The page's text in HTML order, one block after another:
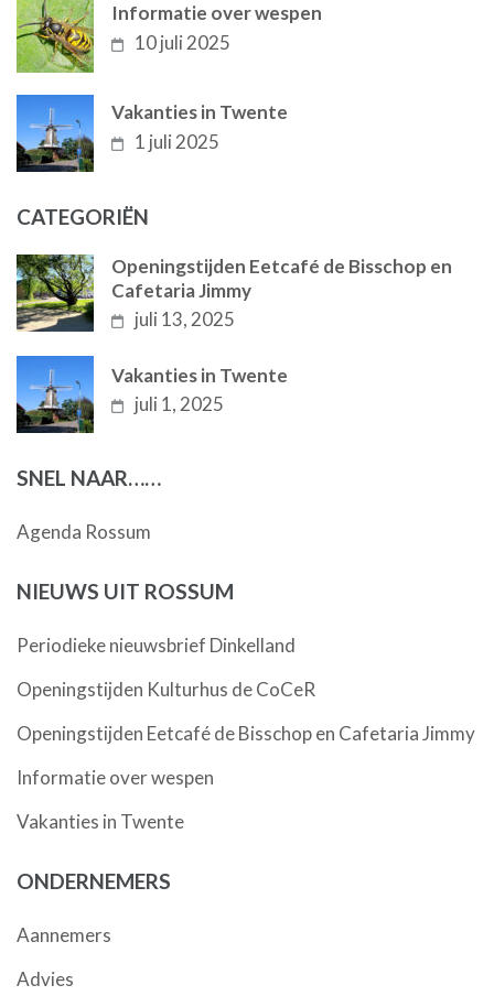
Informatie over wespen
10 juli 2025
Vakanties in Twente
1 juli 2025
CATEGORIËN
Openingstijden Eetcafé de Bisschop en
Cafetaria Jimmy
juli 13, 2025
Vakanties in Twente
juli 1, 2025
SNEL NAAR……
Agenda Rossum
NIEUWS UIT ROSSUM
Periodieke nieuwsbrief Dinkelland
Openingstijden Kulturhus de CoCeR
Openingstijden Eetcafé de Bisschop en Cafetaria Jimmy
Informatie over wespen
Vakanties in Twente
ONDERNEMERS
Aannemers
Advies